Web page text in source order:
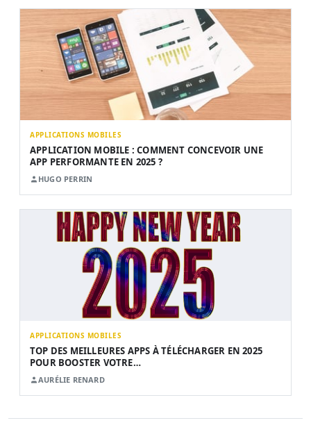
APPLICATIONS MOBILES
APPLICATION MOBILE : COMMENT CONCEVOIR UNE
APP PERFORMANTE EN 2025 ?
HUGO PERRIN
APPLICATIONS MOBILES
TOP DES MEILLEURES APPS À TÉLÉCHARGER EN 2025
POUR BOOSTER VOTRE…
AURÉLIE RENARD